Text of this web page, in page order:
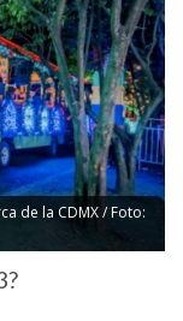
de la CDMX / Foto: